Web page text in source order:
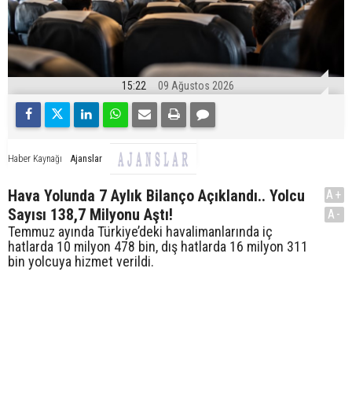
15:22 09 Ağustos 2026
Haber Kaynağı Ajanslar
Hava Yolunda 7 Aylık Bilanço Açıklandı.. Yolcu
Sayısı 138,7 Milyonu Aştı!
Temmuz ayında Türkiye’deki havalimanlarında iç
hatlarda 10 milyon 478 bin, dış hatlarda 16 milyon 311
bin yolcuya hizmet verildi.
A+
A-